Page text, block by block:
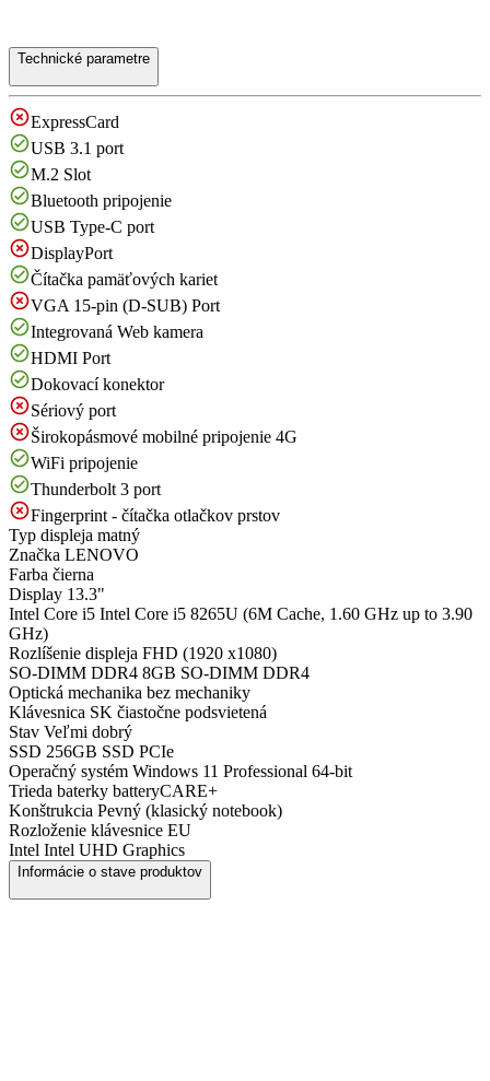
Technické parametre
ExpressCard
USB 3.1 port
M.2 Slot
Bluetooth pripojenie
USB Type-C port
DisplayPort
Čítačka pamäťových kariet
VGA 15-pin (D-SUB) Port
Integrovaná Web kamera
HDMI Port
Dokovací konektor
Sériový port
Širokopásmové mobilné pripojenie 4G
WiFi pripojenie
Thunderbolt 3 port
Fingerprint - čítačka otlačkov prstov
Typ displeja matný
Značka LENOVO
Farba čierna
Display 13.3"
Intel Core i5 Intel Core i5 8265U (6M Cache, 1.60 GHz up to 3.90
GHz)
Rozlíšenie displeja FHD (1920 x1080)
SO-DIMM DDR4 8GB SO-DIMM DDR4
Optická mechanika bez mechaniky
Klávesnica SK čiastočne podsvietená
Stav Veľmi dobrý
SSD 256GB SSD PCIe
Operačný systém Windows 11 Professional 64-bit
Trieda baterky batteryCARE+
Konštrukcia Pevný (klasický notebook)
Rozloženie klávesnice EU
Intel Intel UHD Graphics
Informácie o stave produktov